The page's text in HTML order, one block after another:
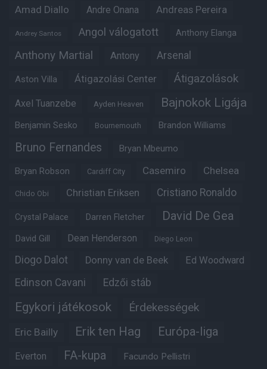
Amad Diallo Andre Onana Andreas Pereira
Andrey Santos Angol válogatott Anthony Elanga
Anthony Martial Antony Arsenal
Aston Villa Átigazolási Center Átigazolások
Axel Tuanzebe Ayden Heaven Bajnokok Ligája
Benjamin Sesko Bournemouth Brandon Williams
Bruno Fernandes Bryan Mbeumo
Bryan Robson Cardiff City Casemiro Chelsea
Chido Obi Christian Eriksen Cristiano Ronaldo
Crystal Palace Darren Fletcher David De Gea
David Gill Dean Henderson Diego Leon
Diogo Dalot Donny van de Beek Ed Woodward
Edinson Cavani Edzői stáb
Egykori játékosok Érdekességek
Eric Bailly Erik ten Hag Európa-liga
Everton FA-kupa Facundo Pellistri